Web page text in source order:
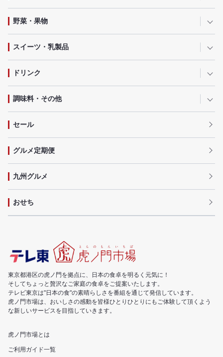
野菜・果物
スイーツ・乳製品
ドリンク
調味料・その他
セール
グルメ定期便
九州グルメ
おせち
東京都港区の虎ノ門を拠点に、日本の食卓を明るく元気に！
そしてちょっと贅沢なご家庭の食卓をご提案いたします。
テレビ東京は"日本の食"の素晴らしさを番組を通じて発信しています。
虎ノ門市場は、おいしさの感動を皆様ひとりひとりにもご体験して頂くよう
な新しいサービスを目指していきます。
虎ノ門市場とは
ご利用ガイド一覧